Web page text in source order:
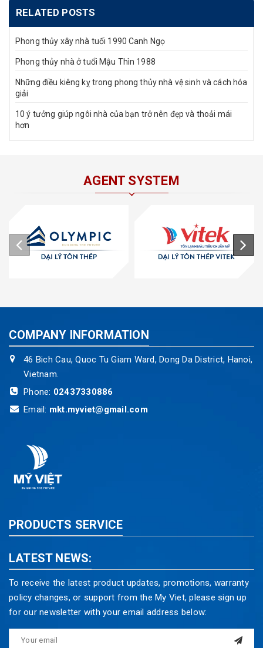
RELATED POSTS
Phong thủy xây nhà tuổi 1990 Canh Ngọ
Phong thủy nhà ở tuổi Mậu Thìn 1988
Những điều kiêng kỵ trong phong thủy nhà vệ sinh và cách hóa
giải
10 ý tưởng giúp ngôi nhà của bạn trở nên đẹp và thoải mái
hơn
AGENT SYSTEM
COMPANY INFORMATION
46 Bich Cau, Quoc Tu Giam Ward, Dong Da District, Hanoi,
Vietnam.
Phone: 02437330886
Email: mkt.myviet@gmail.com
PRODUCTS SERVICE
LATEST NEWS:
To receive the latest product updates, promotions, warranty
policy changes, or support from the My Viet, please sign up
for our newsletter with your email address below: